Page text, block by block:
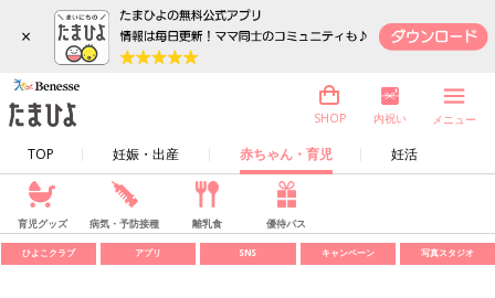
×
TOP 妊娠・出産 赤ちゃん・育児 妊活
SHOP 内祝い メニュー
育児グッズ 病気・予防接種 離乳食 優待パス
ひよこクラブ アプリ SNS キャンペーン 写真スタジオ